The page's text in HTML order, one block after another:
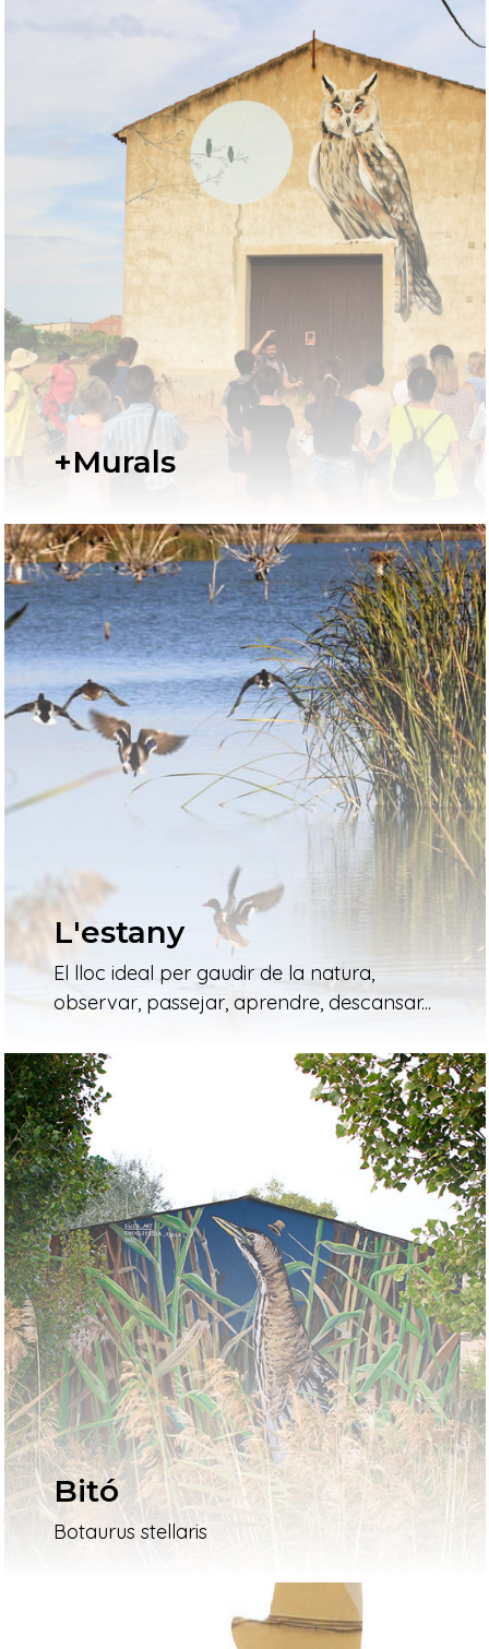
+Murals
L'estany
El lloc ideal per gaudir de la natura,
observar, passejar, aprendre, descansar...
Bitó
Botaurus stellaris